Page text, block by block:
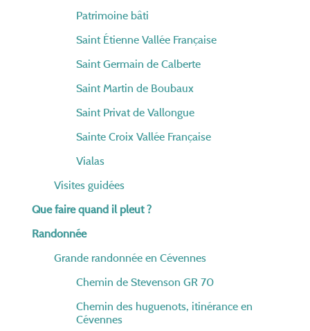
Patrimoine bâti
Saint Étienne Vallée Française
Saint Germain de Calberte
Saint Martin de Boubaux
Saint Privat de Vallongue
Sainte Croix Vallée Française
Vialas
Visites guidées
Que faire quand il pleut ?
Randonnée
Grande randonnée en Cévennes
Chemin de Stevenson GR 70
Chemin des huguenots, itinérance en
Cévennes